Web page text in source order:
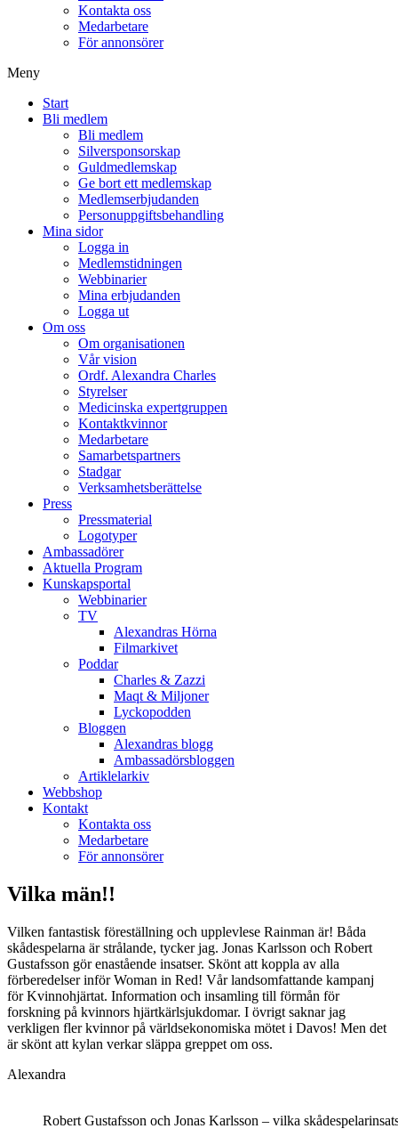
Kontakta oss
Medarbetare
För annonsörer
Meny
Start
Bli medlem
Bli medlem
Silversponsorskap
Guldmedlemskap
Ge bort ett medlemskap
Medlemserbjudanden
Personuppgiftsbehandling
Mina sidor
Logga in
Medlemstidningen
Webbinarier
Mina erbjudanden
Logga ut
Om oss
Om organisationen
Vår vision
Ordf. Alexandra Charles
Styrelser
Medicinska expertgruppen
Kontaktkvinnor
Medarbetare
Samarbetspartners
Stadgar
Verksamhetsberättelse
Press
Pressmaterial
Logotyper
Ambassadörer
Aktuella Program
Kunskapsportal
Webbinarier
TV
Alexandras Hörna
Filmarkivet
Poddar
Charles & Zazzi
Maqt & Miljoner
Lyckopodden
Bloggen
Alexandras blogg
Ambassadörsbloggen
Artiklelarkiv
Webbshop
Kontakt
Kontakta oss
Medarbetare
För annonsörer
Vilka män!!
Vilken fantastisk föreställning och upplevlese Rainman är! Båda
skådespelarna är strålande, tycker jag. Jonas Karlsson och Robert
Gustafsson gör enastående insatser. Skönt att koppla av alla
förberedelser inför Woman in Red! Vår landsomfattande kampanj
för Kvinnohjärtat. Information och insamling till förmån för
forskning på kvinnors hjärtkärlsjukdomar. I övrigt saknar jag
verkligen fler kvinnor på världsekonomiska mötet i Davos! Men det
är skönt att kylan verkar släppa greppet om oss.
Alexandra
Robert Gustafsson och Jonas Karlsson – vilka